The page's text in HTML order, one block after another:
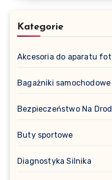
Kategorie
Akcesoria do aparatu
Bagażniki samochodowe
Bezpieczeństwo Na
Buty sportowe
Diagnostyka Silnika